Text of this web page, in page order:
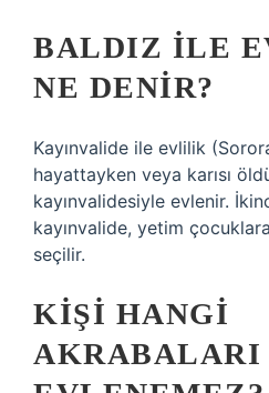
BALDIZ ILE
NE DENIR?
Kayınvalide ile evlilik
hayattayken veya karısı
kayınvalidesiyle evlenir.
kayınvalide, yetim
seçilir.
KIŞI HANGI